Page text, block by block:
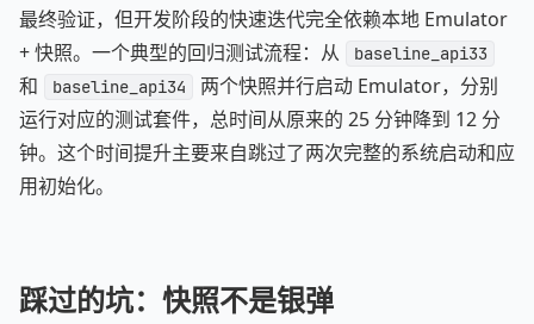
最终验证，但开发阶段的快速迭代完全依赖本地 Emulator
+ 快照。一个典型的回归测试流程：从
baseline_api33
和 baseline_api34
两个快照并行启动 Emulator，分别
运行对应的测试套件，总时间从原来的 25 分钟降到 12 分
钟。这个时间提升主要来自跳过了两次完整的系统启动和应
用初始化。
踩过的坑：快照不是银弹